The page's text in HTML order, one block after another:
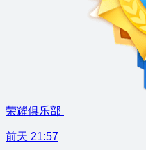
荣耀俱乐部
前天 21:57